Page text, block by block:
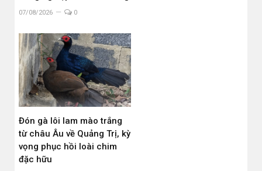
07/08/2026 0
Đón gà lôi lam mào trắng
từ châu Âu về Quảng Trị, kỳ
vọng phục hồi loài chim
đặc hữu